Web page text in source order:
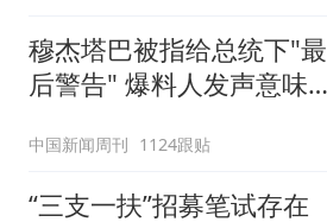
穆杰塔巴被指给总统下"最
后警告" 爆料人发声意味
中国新闻周刊 1124跟贴
“三支一扶”招募笔试存在